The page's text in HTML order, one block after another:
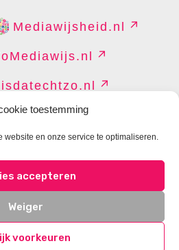
toestemming
website en onze service te optimaliseren.
accepteren
Weiger
voorkeuren
Mediawijsheid.nl
isdatechtzo.nl
PRIVACY
COOKIES BEHEREN